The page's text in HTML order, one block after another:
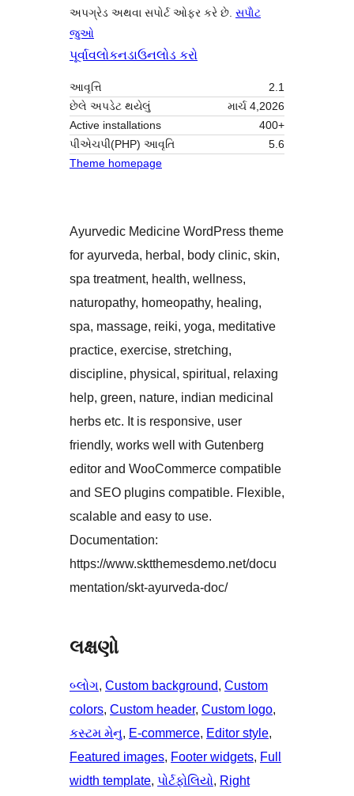
અપગ્રેડ અથવા સપોર્ટ ઓફર કરે છે. સપોૅટ
જુઓ
પૂર્વાવલોકનડાઉનલોડ કરો
આવૃત્તિ
2.1
છેલે અપડેટ થયેલું
માર્ચ 4,2026
Active installations
400+
પીએચપી(PHP) આવૃતિ
5.6
Theme homepage
Ayurvedic Medicine WordPress theme
for ayurveda, herbal, body clinic, skin,
spa treatment, health, wellness,
naturopathy, homeopathy, healing,
spa, massage, reiki, yoga, meditative
practice, exercise, stretching,
discipline, physical, spiritual, relaxing
help, green, nature, indian medicinal
herbs etc. It is responsive, user
friendly, works well with Gutenberg
editor and WooCommerce compatible
and SEO plugins compatible. Flexible,
scalable and easy to use.
Documentation:
https://www.sktthemesdemo.net/docu
mentation/skt-ayurveda-doc/
લક્ષણો
બ્લોગ, Custom background, Custom
colors, Custom header, Custom logo
કસ્ટમ મેનુ, E-commerce, Editor style
Featured images, Footer widgets, Full
width template, પોર્ટફોલિયો, Right